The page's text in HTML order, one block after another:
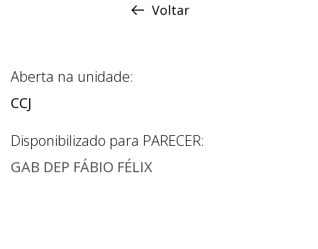
Voltar
Aberta na unidade:
CCJ
Disponibilizado para PARECER:
GAB DEP FÁBIO FÉLIX